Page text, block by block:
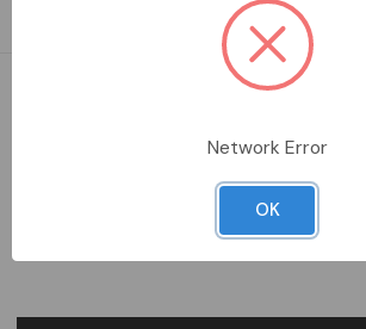
Aggiungi alla comparazione
Network Error
OK